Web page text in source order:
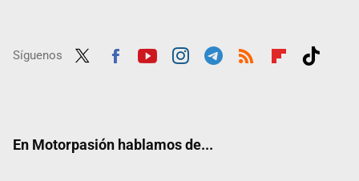
Síguenos
En Motorpasión hablamos de...